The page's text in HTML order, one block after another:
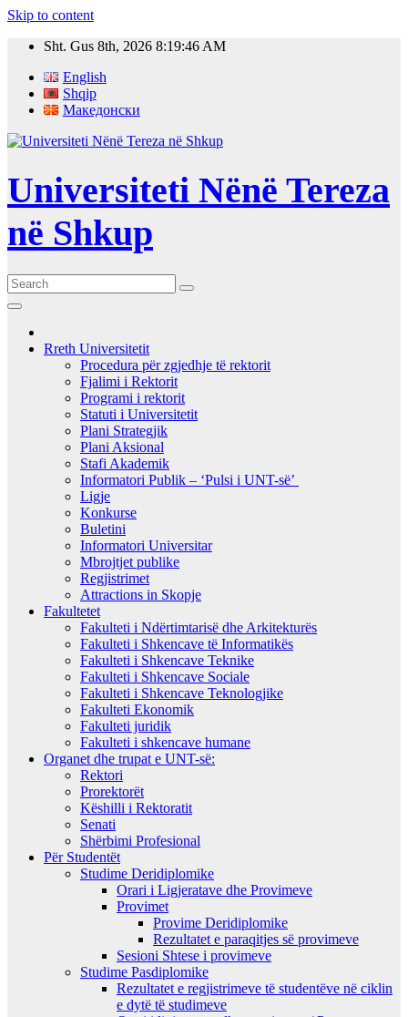
Skip to content
Sht. Gus 8th, 2026 8:19:47 AM
English
Shqip
Македонски
Universiteti Nënë Tereza
në Shkup
Rreth Universitetit
Procedura për zgjedhje të rektorit
Fjalimi i Rektorit
Programi i rektorit
Statuti i Universitetit
Plani Strategjik
Plani Aksional
Stafi Akademik
Informatori Publik – ‘Pulsi i UNT-së’
Ligje
Konkurse
Buletini
Informatori Universitar
Mbrojtjet publike
Regjistrimet
Attractions in Skopje
Fakultetet
Fakulteti i Ndërtimtarisë dhe Arkitekturës
Fakulteti i Shkencave të Informatikës
Fakulteti i Shkencave Teknike
Fakulteti i Shkencave Sociale
Fakulteti i Shkencave Teknologjike
Fakulteti Ekonomik
Fakulteti juridik
Fakulteti i shkencave humane
Organet dhe trupat e UNT-së:
Rektori
Prorektorët
Këshilli i Rektoratit
Senati
Shërbimi Profesional
Për Studentët
Studime Deridiplomike
Orari i Ligjeratave dhe Provimeve
Provimet
Provime Deridiplomike
Rezultatet e paraqitjes së provimeve
Sesioni Shtese i provimeve
Studime Pasdiplomike
Rezultatet e regjistrimeve të studentëve në ciklin
e dytë të studimeve